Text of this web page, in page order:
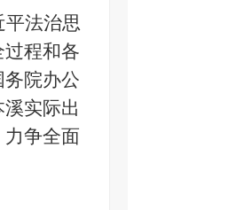
平法治思
程和各
院办公
实际出
争全面